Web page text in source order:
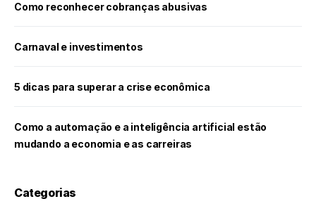
Como reconhecer cobranças abusivas
Carnaval e investimentos
5 dicas para superar a crise econômica
Como a automação e a inteligência artificial estão
mudando a economia e as carreiras
Categorias